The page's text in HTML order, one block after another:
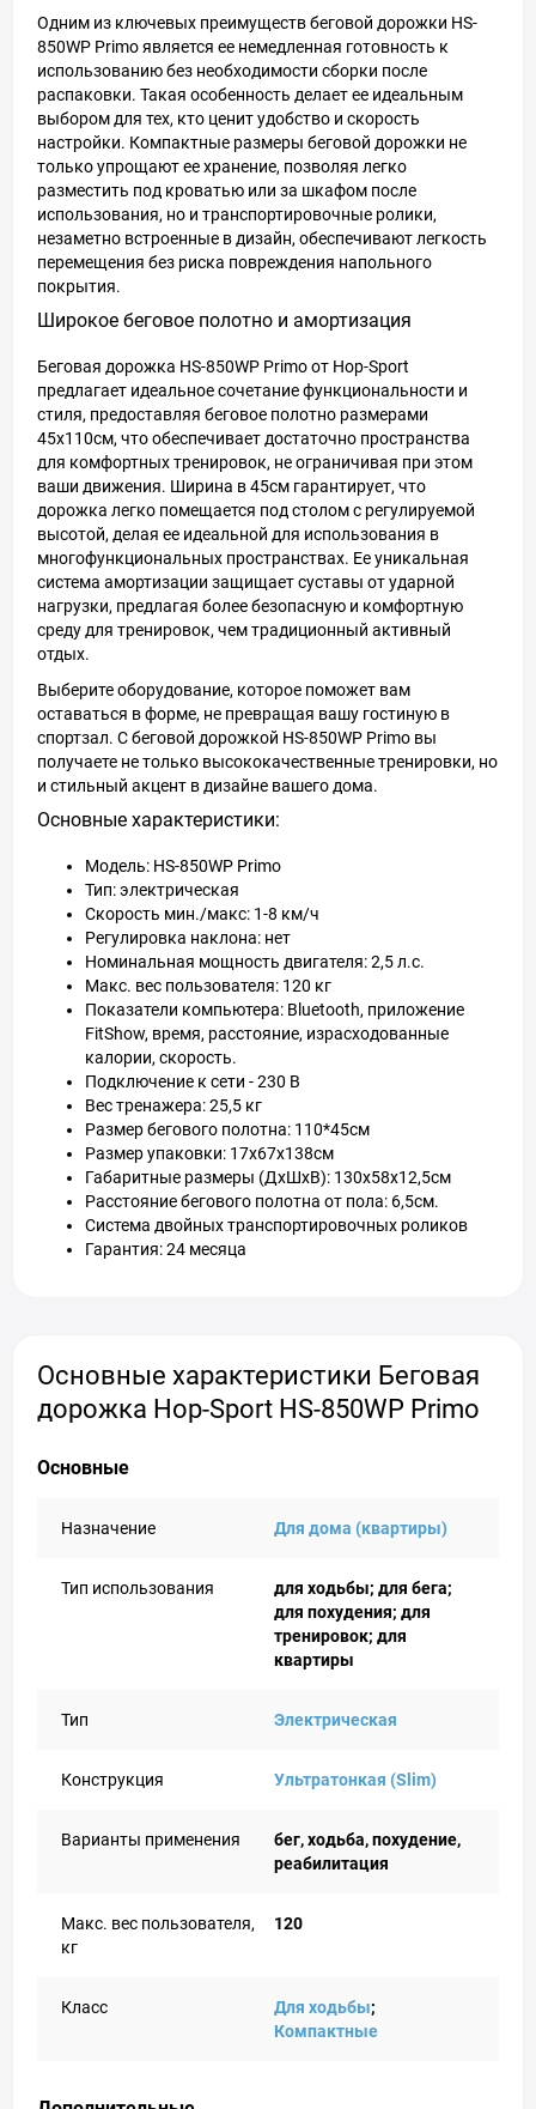
Одним из ключевых преимуществ беговой дорожки HS-
850WP Primo является ее немедленная готовность к
использованию без необходимости сборки после
распаковки. Такая особенность делает ее идеальным
выбором для тех, кто ценит удобство и скорость
настройки. Компактные размеры беговой дорожки не
только упрощают ее хранение, позволяя легко
разместить под кроватью или за шкафом после
использования, но и транспортировочные ролики,
незаметно встроенные в дизайн, обеспечивают легкость
перемещения без риска повреждения напольного
покрытия.
Широкое беговое полотно и амортизация
Беговая дорожка HS-850WP Primo от Hop-Sport
предлагает идеальное сочетание функциональности и
стиля, предоставляя беговое полотно размерами
45x110см, что обеспечивает достаточно пространства
для комфортных тренировок, не ограничивая при этом
ваши движения. Ширина в 45см гарантирует, что
дорожка легко помещается под столом с регулируемой
высотой, делая ее идеальной для использования в
многофункциональных пространствах. Ее уникальная
система амортизации защищает суставы от ударной
нагрузки, предлагая более безопасную и комфортную
среду для тренировок, чем традиционный активный
отдых.
Выберите оборудование, которое поможет вам
оставаться в форме, не превращая вашу гостиную в
спортзал. С беговой дорожкой HS-850WP Primo вы
получаете не только высококачественные тренировки, но
и стильный акцент в дизайне вашего дома.
Основные характеристики:
Модель: HS-850WP Primo
Тип: электрическая
Скорость мин./макс: 1-8 км/ч
Регулировка наклона: нет
Номинальная мощность двигателя: 2,5 л.с.
Макс. вес пользователя: 120 кг
Показатели компьютера: Bluetooth, приложение
FitShow, время, расстояние, израсходованные
калории, скорость.
Подключение к сети - 230 В
Вес тренажера: 25,5 кг
Размер бегового полотна: 110*45см
Размер упаковки: 17х67х138см
Габаритные размеры (ДхШхВ): 130х58х12,5см
Расстояние бегового полотна от пола: 6,5см.
Система двойных транспортировочных роликов
Гарантия: 24 месяца
Основные характеристики Беговая
дорожка Hop-Sport HS-850WP Primo
Основные
Назначение Для дома (квартиры)
Тип использования
для ходьбы; для бега;
для похудения; для
тренировок; для
квартиры
Тип Электрическая
Конструкция Ультратонкая (Slim)
Варианты применения
бег, ходьба, похудение,
реабилитация
Макс. вес пользователя,
кг
120
Класс Для ходьбы;
Компактные